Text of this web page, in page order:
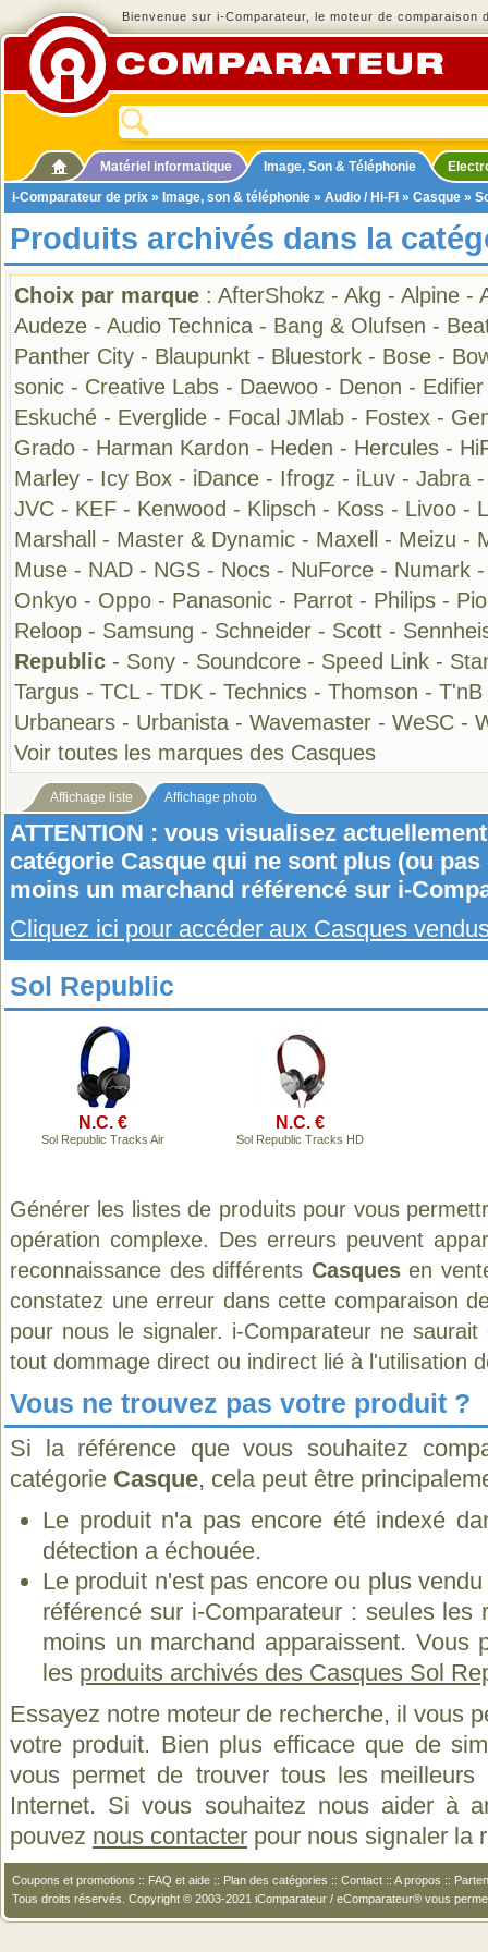
Bienvenue sur i-Comparateur, le moteur de comparaison
Matériel informatique Image, Son & Téléphonie
i-Comparateur de prix » Image, son & téléphonie » Audio / Hi-Fi » Casque »
Produits archivés dans la
Choix par marque : AfterShokz - Akg - Alpine -
Audeze - Audio Technica - Bang & Olufsen -
Panther City - Blaupunkt - Bluestork - Bose -
sonic - Creative Labs - Daewoo - Denon - Edifier
Eskuché - Everglide - Focal JMlab - Fostex -
Grado - Harman Kardon - Heden - Hercules -
Marley - Icy Box - iDance - Ifrogz - iLuv - Jabra
JVC - KEF - Kenwood - Klipsch - Koss - Livoo -
Marshall
- Master & Dynamic - Maxell - Meizu -
Muse - NAD - NGS - Nocs - NuForce - Numark
Onkyo - Oppo - Panasonic - Parrot - Philips -
Reloop - Samsung - Schneider - Scott -
Republic - Sony - Soundcore - Speed Link -
Targus - TCL- TDK - Technics - Thomson - T'nB
Urbanears - Urbanista - Wavemaster - WeSC -
Voir toutes les marques des Casques
Affichage liste Affichage photo
ATTENTION : vous visualisez
catégorie Casque qui ne sont plus (ou
moins un marchand référencé sur i-
Cliquez ici pour accéder aux Casques
Sol Republic
N.C. €
Sol Republic Tracks Air
N.C. €
Sol Republic Tracks HD
Générer les listes de produits pour vous
opération complexe. Des erreurs peuvent
reconnaissance des différents Casquesen
constatez une erreur dans cette comparaison
pour nous le signaler. i-Comparateur ne
tout dommage direct ou indirect lié à l'utilisation
Vous ne trouvez pas votre produit ?
Si la référence que vous souhaitez
catégorie Casque, cela peut être
Le produit n'a pas encore été indexé
détection a échouée.
Le produit n'est pas encore ou plus
référencé sur i-Comparateur : seules les
moins un marchand apparaissent. Vous
les produits archivés des Casques Sol
Essayez notre moteur de recherche, il vous
votre produit. Bien plus efficace que de
vous permet de trouver tous les
Internet. Si vous souhaitez nous aider à
pouvez nous contacter pour nous signaler la
Coupons et promotions :: FAQ et aide :: Plan des catégories :: Contact :: A propos ::
Tous droits réservés. Copyright © 2003-2021 iComparateur / eComparateur® vous